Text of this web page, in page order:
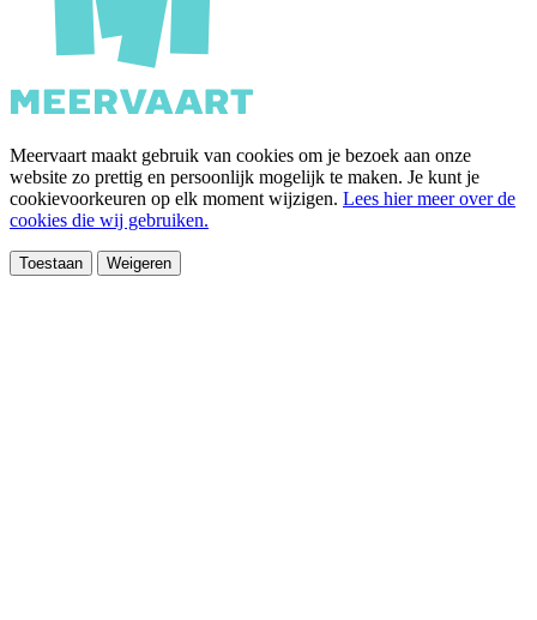
Meervaart maakt gebruik van cookies om je bezoek aan onze
website zo prettig en persoonlijk mogelijk te maken. Je kunt je
cookievoorkeuren op elk moment wijzigen. Lees hier meer over de
cookies die wij gebruiken.
Toestaan Weigeren